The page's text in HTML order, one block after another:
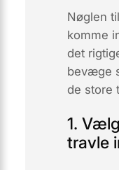
Nøglen
komme
det
bevæge
de store
1.
travle